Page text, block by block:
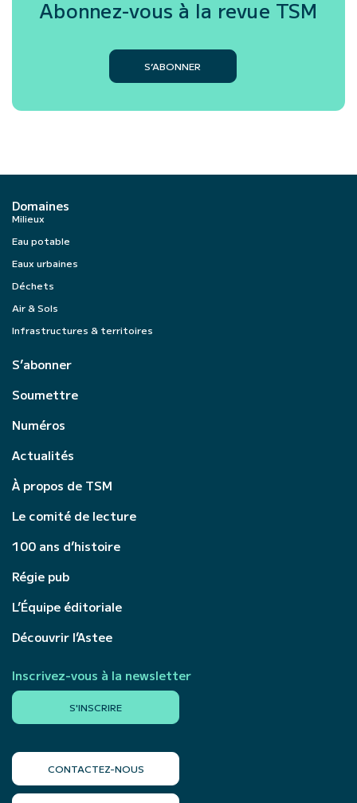
Abonnez-vous à la revue TSM
S’ABONNER
Domaines
Milieux
Eau potable
Eaux urbaines
Déchets
Air & Sols
Infrastructures & territoires
S’abonner
Soumettre
Numéros
Actualités
À propos de TSM
Le comité de lecture
100 ans d’histoire
Régie pub
L’Équipe éditoriale
Découvrir l’Astee
Inscrivez-vous à la newsletter
S'INSCRIRE
CONTACTEZ-NOUS